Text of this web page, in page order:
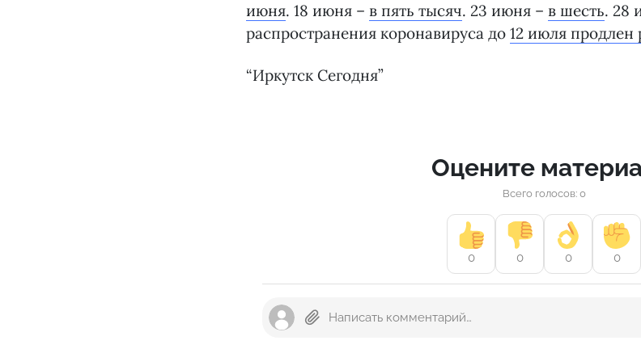
июня. 18 июня – в пять тысяч. 23 июня – в шесть. 28
распространения коронавируса до 12 июля
“Иркутск Сегодня”
Оцените
Всего голосов: 0
0 0 0 0